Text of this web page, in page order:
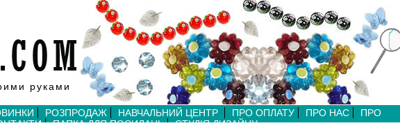
руками
РОЗПРОДАЖ НАВЧАЛЬНИЙ ЦЕНТР ПРО ОПЛАТУ ПРО НАС
ПРО
ПАПКА ДЛЯ ПОСИЛАНЬ СТУДІЯ ДИЗАЙНУ